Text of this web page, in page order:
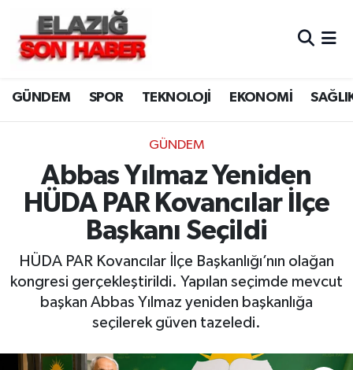
GÜNDEM SPOR TEKNOLOJİ EKONOMİ
GÜNDEM
Abbas Yılmaz Yeniden
HÜDA PAR Kovancılar İlçe
Başkanı Seçildi
HÜDA PAR Kovancılar İlçe Başkanlığı’nın olağan
kongresi gerçekleştirildi. Yapılan seçimde mevcut
başkan Abbas Yılmaz yeniden başkanlığa
seçilerek güven tazeledi.
CANLI YAYIN
ASAYİŞ
BİLİM VE TEKNOLOJİ
DÜNYA
EĞİTİM
EKONOMİ
ELAZIĞ
Merkez Hava Durumu
Merkez Trafik Yoğunluk Haritası
Süper Lig Puan Durumu ve Fikstür
Tüm Manşetler
Son Dakika Haberleri
Haber Arşivi